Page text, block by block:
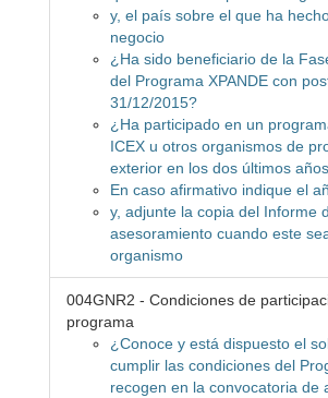
y, el país sobre el que ha
negocio
¿Ha sido beneficiario de la
del Programa XPANDE con
31/12/2015?
¿Ha participado en un
ICEX u otros organismos de
exterior en los dos últimos
En caso afirmativo indique el
y, adjunte la copia del Informe
asesoramiento cuando este
organismo
004GNR2 - Condiciones de
programa
¿Conoce y está dispuesto el
cumplir las condiciones del
recogen en la convocatoria de